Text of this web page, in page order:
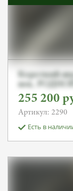
Короткий
век,
255 200
Артикул: 2290
Есть в